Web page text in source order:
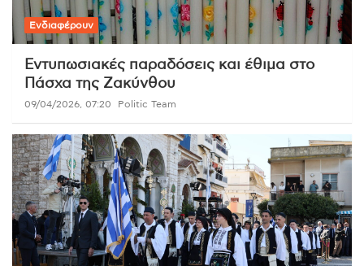
Ενδιαφέρουν
Εντυπωσιακές παραδόσεις και έθιμα στο
Πάσχα της Ζακύνθου
09/04/2026, 07:20 Politic Team